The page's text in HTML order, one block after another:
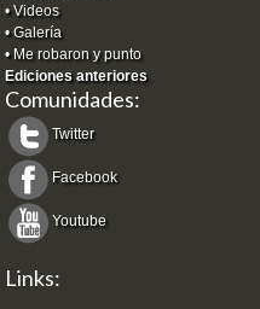
•Videos
•Galería
• Me robaron y punto
Ediciones anteriores
Comunidades:
Twitter
Facebook
Youtube
Links: